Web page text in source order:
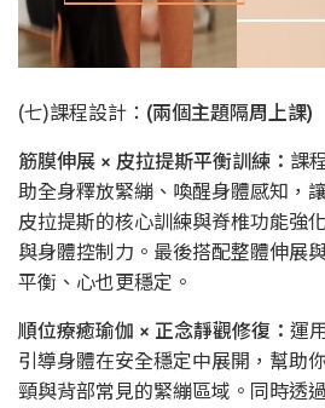
(七)課程設計： (兩個主題隔周上課)
筋膜伸展 × 皮拉提斯平衡訓練： 課
助全身釋放緊繃、喚醒身體感知，
皮拉提斯的核心訓練與脊椎功能強
與身體控制力。最後搭配整體伸展
平衡、心也更穩定。
順位療癒瑜伽 × 正念靜觀修復： 運
引導身體在安全穩定中展開，幫助
頸與背部常見的緊繃區域。同時透